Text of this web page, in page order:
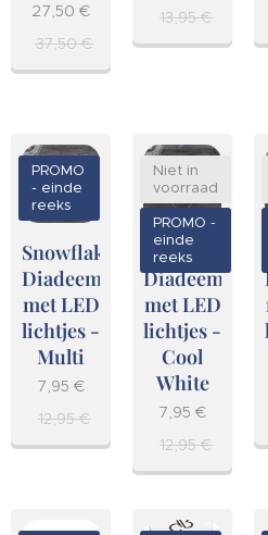
27,50 €
37,50€
13,95€
Snowflake
Diadeem
met LED
lichtjes -
Multi
PROMO
- einde
reeks
7,95 €
12,95€
Snowflake
Diadeem
met LED
lichtjes -
Cool
White
Niet in
voorraad
PROMO -
einde
reeks
7,95 €
12,95€